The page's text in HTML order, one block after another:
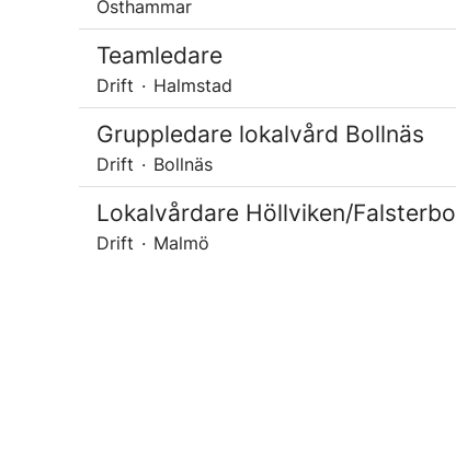
Östhammar
Teamledare
Drift · Halmstad
Gruppledare lokalvård Bollnäs
Drift · Bollnäs
Lokalvårdare Höllviken/Falsterbo
Drift · Malmö